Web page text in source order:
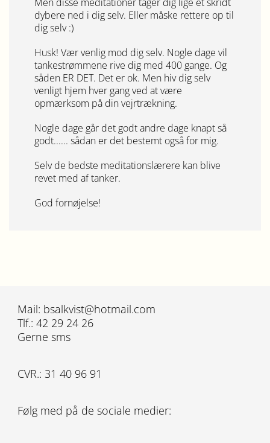
dybere ned i dig selv. Eller måske rettere op til
dig selv :)
Husk! Vær venlig mod dig selv. Nogle dage vil
tankestrømmene rive dig med 400 gange. Og
såden ER DET. Det er ok. Men hiv dig selv
venligt hjem hver gang ved at være
opmærksom på din vejrtrækning.
Nogle dage går det godt andre dage knapt så
godt...... sådan er det bestemt også for mig.
Selv de bedste meditationslærere kan blive
revet med af tanker.
God fornøjelse!
Mail: bsalkvist@hotmail.com
Tlf.: 42 29 24 26
Gerne sms
CVR.: 31 40 96 91
Følg med på de sociale medier: